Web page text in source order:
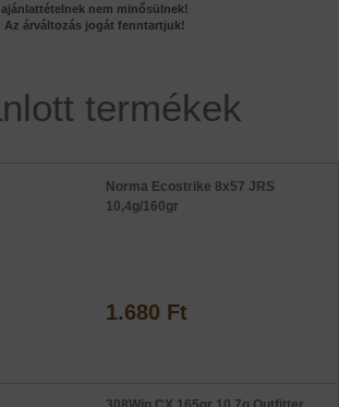
ajánlattételnek nem minősülnek!
Az árváltozás jogát fenntartjuk!
termékek
Norma Ecostrike 8x57 JRS
10,4g/160gr
1.680 Ft